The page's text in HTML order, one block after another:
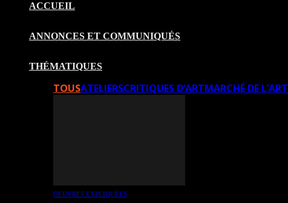
ACCUEIL
ANNONCES ET COMMUNIQUÉS
THÉMATIQUES
TOUSATELIERSCRITIQUES D’ARTMARCHÉ DE L’ART
OEUVRES EXPLIQUÉES